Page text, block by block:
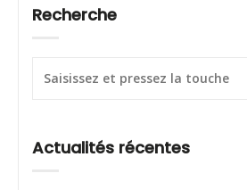
Recherche
Actualités récentes